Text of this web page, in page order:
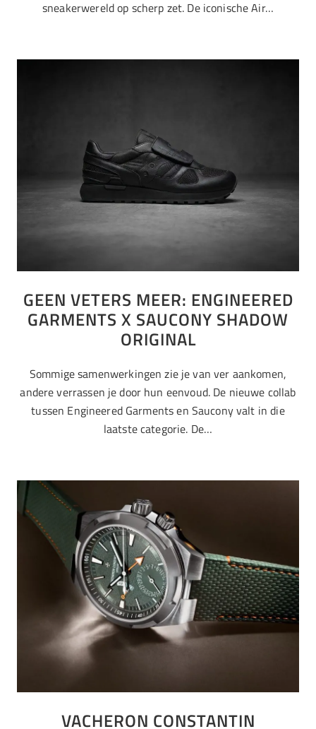
sneakerwereld op scherp zet. De iconische Air…
GEEN VETERS MEER: ENGINEERED
GARMENTS X SAUCONY SHADOW
ORIGINAL
Sommige samenwerkingen zie je van ver aankomen,
andere verrassen je door hun eenvoud. De nieuwe collab
tussen Engineered Garments en Saucony valt in die
laatste categorie. De…
VACHERON CONSTANTIN